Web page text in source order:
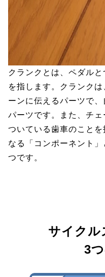
クランクとは、ペダル
を指します。クランク
ーンに伝えるパーツで
パーツです。また、チ
ついている歯車のこと
なる「コンポーネント
つです。
サイクル
3